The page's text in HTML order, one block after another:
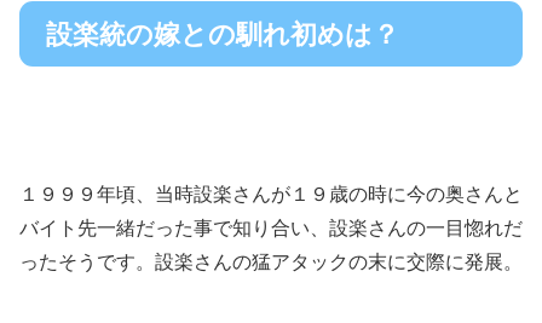
設楽統の嫁との馴れ初めは？
１９９９年頃、当時設楽さんが１９歳の時に今の奥さんと
バイト先一緒だった事で知り合い、設楽さんの一目惚れだ
ったそうです。設楽さんの猛アタックの末に交際に発展。